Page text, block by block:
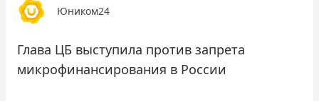
Юником24
Глава ЦБ выступила против запрета
микрофинансирования в России